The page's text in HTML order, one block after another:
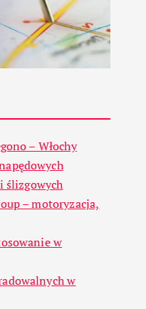
– Włochy
ślizgowych
– motoryzacja,
w
w